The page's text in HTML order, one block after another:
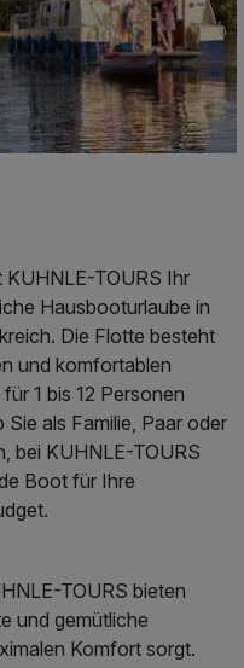
TOURS Ihr
Hausbooturlaube in
Die Flotte besteht
und komfortablen
1 bis 12 Personen
Sie als Familie, Paar oder
bei KUHNLE-TOURS
Boot für Ihre
TOURS bieten
und gemütliche
Komfort sorgt.